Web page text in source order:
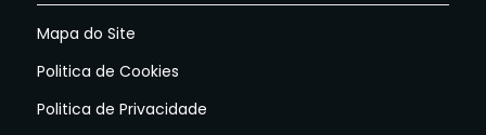
Mapa do Site
Politica de Cookies
Politica de Privacidade